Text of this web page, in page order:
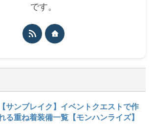
です。
【サンブレイク】イベントクエストで作
る重ね着装備一覧【モンハンライズ】